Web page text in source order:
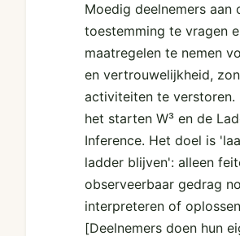
Moedig deelnemers aan
toestemming te vragen
maatregelen te nemen
en vertrouwelijkheid,
activiteiten te verstoren.
het starten W³ en de
Inference. Het doel is
ladder blijven': alleen
observeerbaar gedrag
interpreteren of
[Deelnemers doen hun